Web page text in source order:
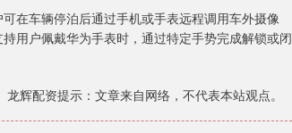
在车辆停泊后通过手机或手表远程调用车外摄像
用户佩戴华为手表时，通过特定手势完成解锁或闭
龙辉配资提示：文章来自网络，不代表本站观点。